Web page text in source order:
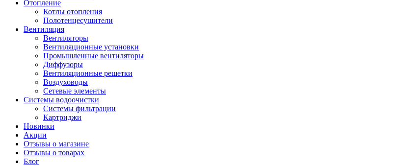
Отопление
Котлы отопления
Полотенцесушители
Вентиляция
Вентиляторы
Вентиляционные установки
Промышленные вентиляторы
Диффузоры
Вентиляционные решетки
Воздуховоды
Сетевые элементы
Системы водоочистки
Системы фильтрации
Картриджи
Новинки
Акции
Отзывы о магазине
Отзывы о товарах
Блог